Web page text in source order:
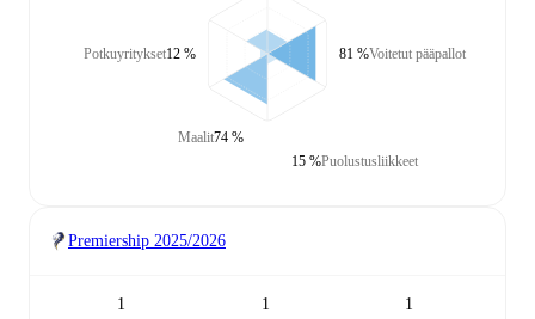
Potkuyritykset12 %
Maalit74 %
Voitetut pääpallot
81 %
Puolustusliikkeet
15 %
Premiership 2025/2026
1 1 1